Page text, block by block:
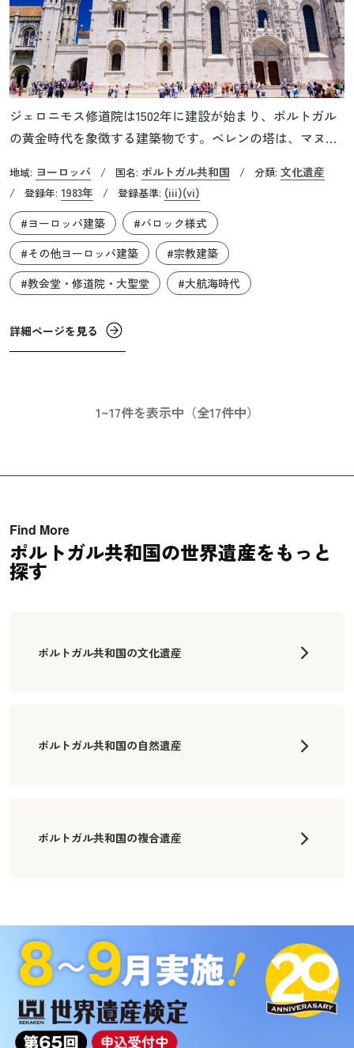
ジェロニモス修道院は1502年に建設が始まり、ポルトガル
の黄金時代を象徴する建築物です。ベレンの塔は、マヌエ
の功績を記念して1514年に建設されました。両者はリスボ
ン港の入り口に位置し、大航海時代の歴史的背景を物語っ
ています。
地域: ヨーロッパ / 国名: ポルトガル共和国 / 分類: 文化遺産
/ 登録年: 1983年 / 登録基準: (iii)(vi)
#ヨーロッパ建築
#バロック様式
#その他ヨーロッパ建築
#宗教建築
#教会堂・修道院・大聖堂
#大航海時代
詳細ページを見る
1~17件を表示中（全17件中）
Find More
ポルトガル共和国の世界遺産をもっと
探す
ポルトガル共和国の文化遺産
ポルトガル共和国の自然遺産
ポルトガル共和国の複合遺産